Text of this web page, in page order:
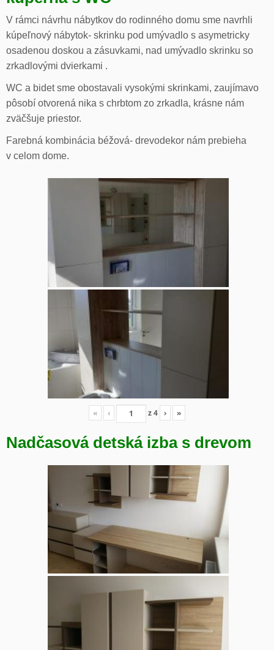
V rámci návrhu nábytkov do rodinného domu sme navrhli
kúpeľnový nábytok- skrinku pod umývadlo s asymetricky
osadenou doskou a zásuvkami, nad umývadlo skrinku so
zrkadlovými dvierkami .
WC a bidet sme obostavali vysokými skrinkami, zaujímavo
pôsobí otvorená nika s chrbtom zo zrkadla, krásne nám
zväčšuje priestor.
Farebná kombinácia béžová- drevodekor nám prebieha
v celom dome.
« ‹ z4 › »
Nadčasová detská izba s drevom